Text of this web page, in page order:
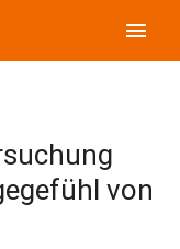
menu
von